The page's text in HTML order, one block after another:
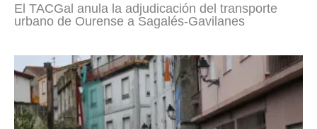
El TACGal anula la adjudicación del transporte
urbano de Ourense a Sagalés-Gavilanes